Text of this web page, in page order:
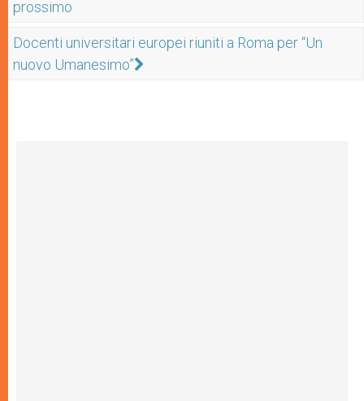
prossimo
Docenti universitari europei riuniti a Roma per “Un
nuovo Umanesimo”